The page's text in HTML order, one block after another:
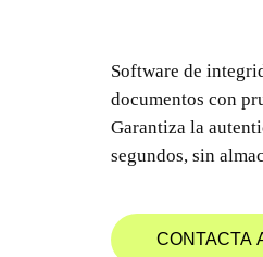
Software de
documentos con
Garantiza la
segundos, sin
CONTACTA